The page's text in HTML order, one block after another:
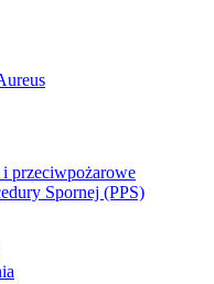
przeciwpożarowe
Spornej (PPS)